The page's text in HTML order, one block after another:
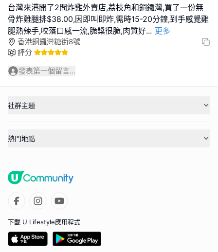
台灣來港開了2間炸雞外賣店,荔枝角和銅鑼灣,買了一份無
骨炸雞腿排$38.00,因即叫即炸,需時15-20分鐘,到手感覺雞
腿熱辣手,咬落口感一流,脆槳很脆,肉質好... 更多
香港銅鑼灣糖街8號
評分
發表第一個留言...
社群主題
熱門地點
下載 U Lifestyle應用程式